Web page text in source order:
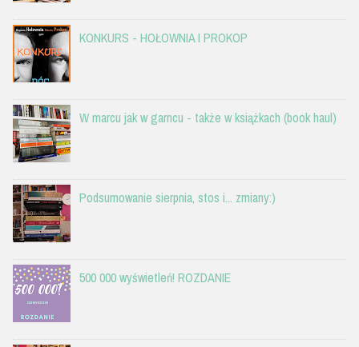
KONKURS - HOŁOWNIA I PROKOP
W marcu jak w garncu - także w książkach (book haul)
Podsumowanie sierpnia, stos i... zmiany:)
500 000 wyświetleń! ROZDANIE